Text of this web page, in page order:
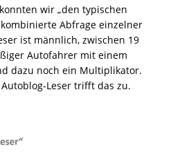
wir „den typischen
Abfrage einzelner
ist männlich, zwischen 19
Autofahrer mit einem
dazu noch ein Multiplikator.
Leser trifft das zu.